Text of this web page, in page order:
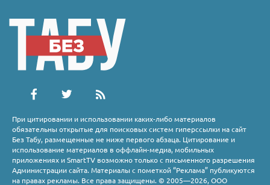
При цитировании и использовании каких-либо материалов
обязательны открытые для поисковых систем гиперссылки на сайт
Без Табу, размещенные не ниже первого абзаца. Цитирование и
использование материалов в оффлайн-медиа, мобильных
приложениях и SmartTV возможно только с письменного разрешения
Администрации сайта. Материалы с пометкой “Реклама” публикуются
на правах рекламы. Все права защищены. © 2005—2026, ООО